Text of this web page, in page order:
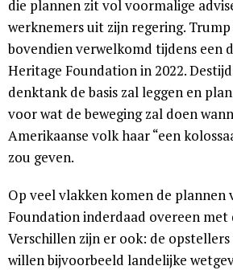
die plannen zit vol voormalige
werknemers uit zijn regering.
bovendien verwelkomd tijdens een
Heritage Foundation in 2022.
denktank de basis zal leggen en
voor wat de beweging zal doen
Amerikaanse volk haar “een
zou geven.
Op veel vlakken komen de plannen
Foundation inderdaad overeen met
Verschillen zijn er ook: de
willen bijvoorbeeld landelijke